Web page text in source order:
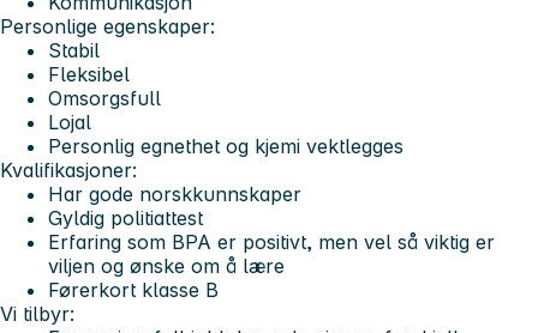
Personlige egenskaper:
Stabil
Fleksibel
Omsorgsfull
Lojal
Personlig egnethet og kjemi vektlegges
Kvalifikasjoner:
Har gode norskkunnskaper
Gyldig politiattest
Erfaring som BPA er positivt, men vel så viktig er
viljen og ønske om å lære
Førerkort klasse B
Vi tilbyr: